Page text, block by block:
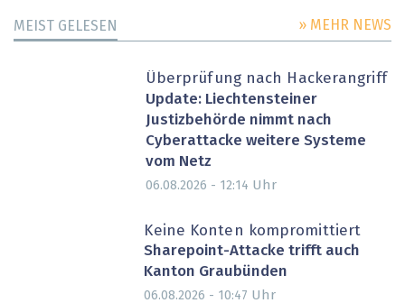
MEIST GELESEN » MEHR NEWS
Überprüfung nach Hackerangriff
Update: Liechtensteiner
Justizbehörde nimmt nach
Cyberattacke weitere Systeme
vom Netz
06.08.2026 - 12:14 Uhr
Keine Konten kompromittiert
Sharepoint-Attacke trifft auch
Kanton Graubünden
06.08.2026 - 10:47 Uhr